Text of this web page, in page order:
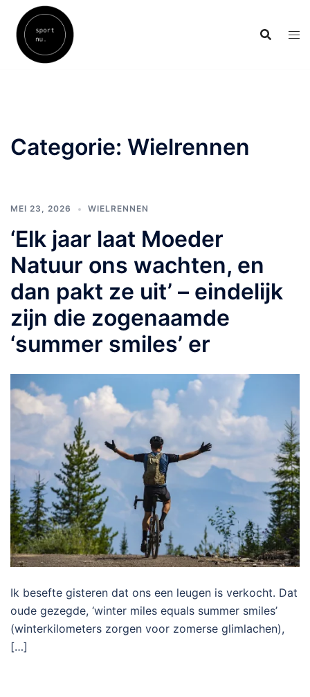
content
Categorie: Wielrennen
MEI 23, 2026 WIELRENNEN
‘Elk jaar laat Moeder
Natuur ons wachten, en
dan pakt ze uit’ – eindelijk
zijn die zogenaamde
‘summer smiles’ er
Ik besefte gisteren dat ons een leugen is verkocht. Dat
oude gezegde, ‘winter miles equals summer smiles’
(winterkilometers zorgen voor zomerse glimlachen),
[…]